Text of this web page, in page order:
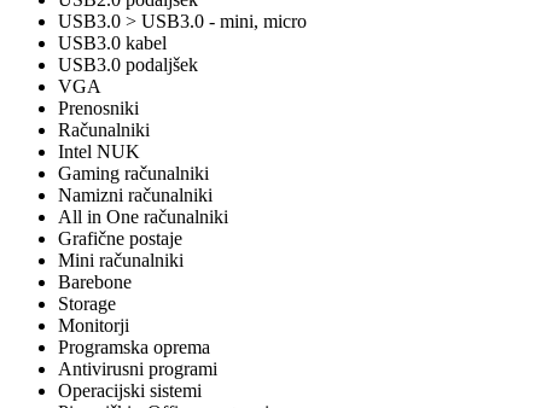
USB3.0 > USB3.0 - mini, micro
USB3.0 kabel
USB3.0 podaljšek
VGA
Prenosniki
Računalniki
Intel NUK
Gaming računalniki
Namizni računalniki
All in One računalniki
Grafične postaje
Mini računalniki
Barebone
Storage
Monitorji
Programska oprema
Antivirusni programi
Operacijski sistemi